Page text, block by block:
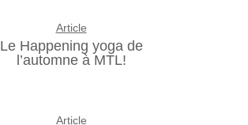
Article
Le Happening yoga de
l’automne à MTL!
Article